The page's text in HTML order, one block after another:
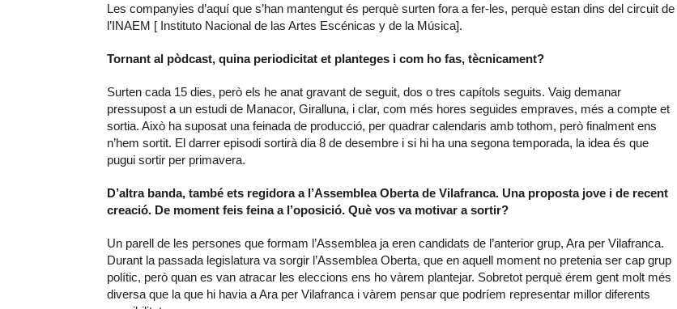
Les companyies d’aquí que s’han mantengut és perquè surten fora a fer-les, perquè estan dins del circuit de
l’INAEM [ Instituto Nacional de las Artes Escénicas y de la Música].
Tornant al pòdcast, quina periodicitat et planteges i com ho fas, tècnicament?
Surten cada 15 dies, però els he anat gravant de seguit, dos o tres capítols seguits. Vaig demanar
pressupost a un estudi de Manacor, Giralluna, i clar, com més hores seguides empraves, més a compte et
sortia. Això ha suposat una feinada de producció, per quadrar calendaris amb tothom, però finalment ens
n’hem sortit. El darrer episodi sortirà dia 8 de desembre i si hi ha una segona temporada, la idea és que
pugui sortir per primavera.
D’altra banda, també ets regidora a l’Assemblea Oberta de Vilafranca. Una proposta jove i de recent
creació. De moment feis feina a l’oposició. Què vos va motivar a sortir?
Un parell de les persones que formam l’Assemblea ja eren candidats de l’anterior grup, Ara per Vilafranca.
Durant la passada legislatura va sorgir l’Assemblea Oberta, que en aquell moment no pretenia ser cap grup
polític, però quan es van atracar les eleccions ens ho vàrem plantejar. Sobretot perquè érem gent molt més
diversa que la que hi havia a Ara per Vilafranca i vàrem pensar que podríem representar millor diferents